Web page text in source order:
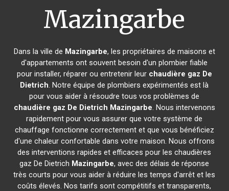
Mazingarbe
Dans la ville de Mazingarbe, les propriétaires de maisons et
d'appartements ont souvent besoin d'un plombier fiable
pour installer, réparer ou entretenir leur chaudière gaz De
Dietrich. Notre équipe de plombiers expérimentés est là
pour vous aider à résoudre tous vos problèmes de
chaudière gaz De Dietrich Mazingarbe. Nous intervenons
rapidement pour vous assurer que votre système de
chauffage fonctionne correctement et que vous bénéficiez
d'une chaleur confortable dans votre maison. Nous offrons
des interventions rapides et efficaces pour les chaudières
gaz De Dietrich Mazingarbe, avec des délais de réponse
très courts pour vous aider à réduire les temps d'arrêt et les
coûts élevés. Nos tarifs sont compétitifs et transparents,